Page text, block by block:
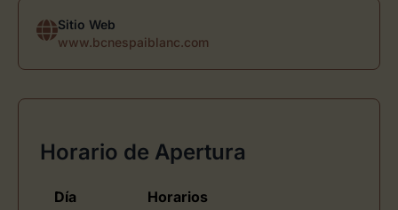
Sitio Web
www.bcnespaiblanc.com
Horario de Apertura
Día Horarios